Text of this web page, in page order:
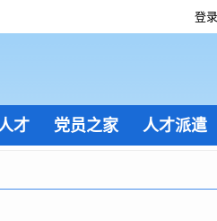
登录
才 党员之家 人才派遣